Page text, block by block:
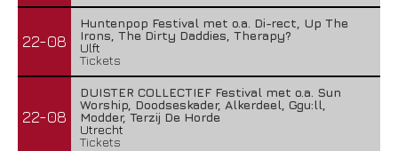
22-08
Huntenpop Festival met o.a. Di-rect, Up The
Irons, The Dirty Daddies, Therapy?
Ulft
Tickets
22-08
DUISTER COLLECTIEF Festival met o.a. Sun
Worship, Doodseskader, Alkerdeel, Ggu:ll,
Modder, Terzij De Horde
Utrecht
Tickets